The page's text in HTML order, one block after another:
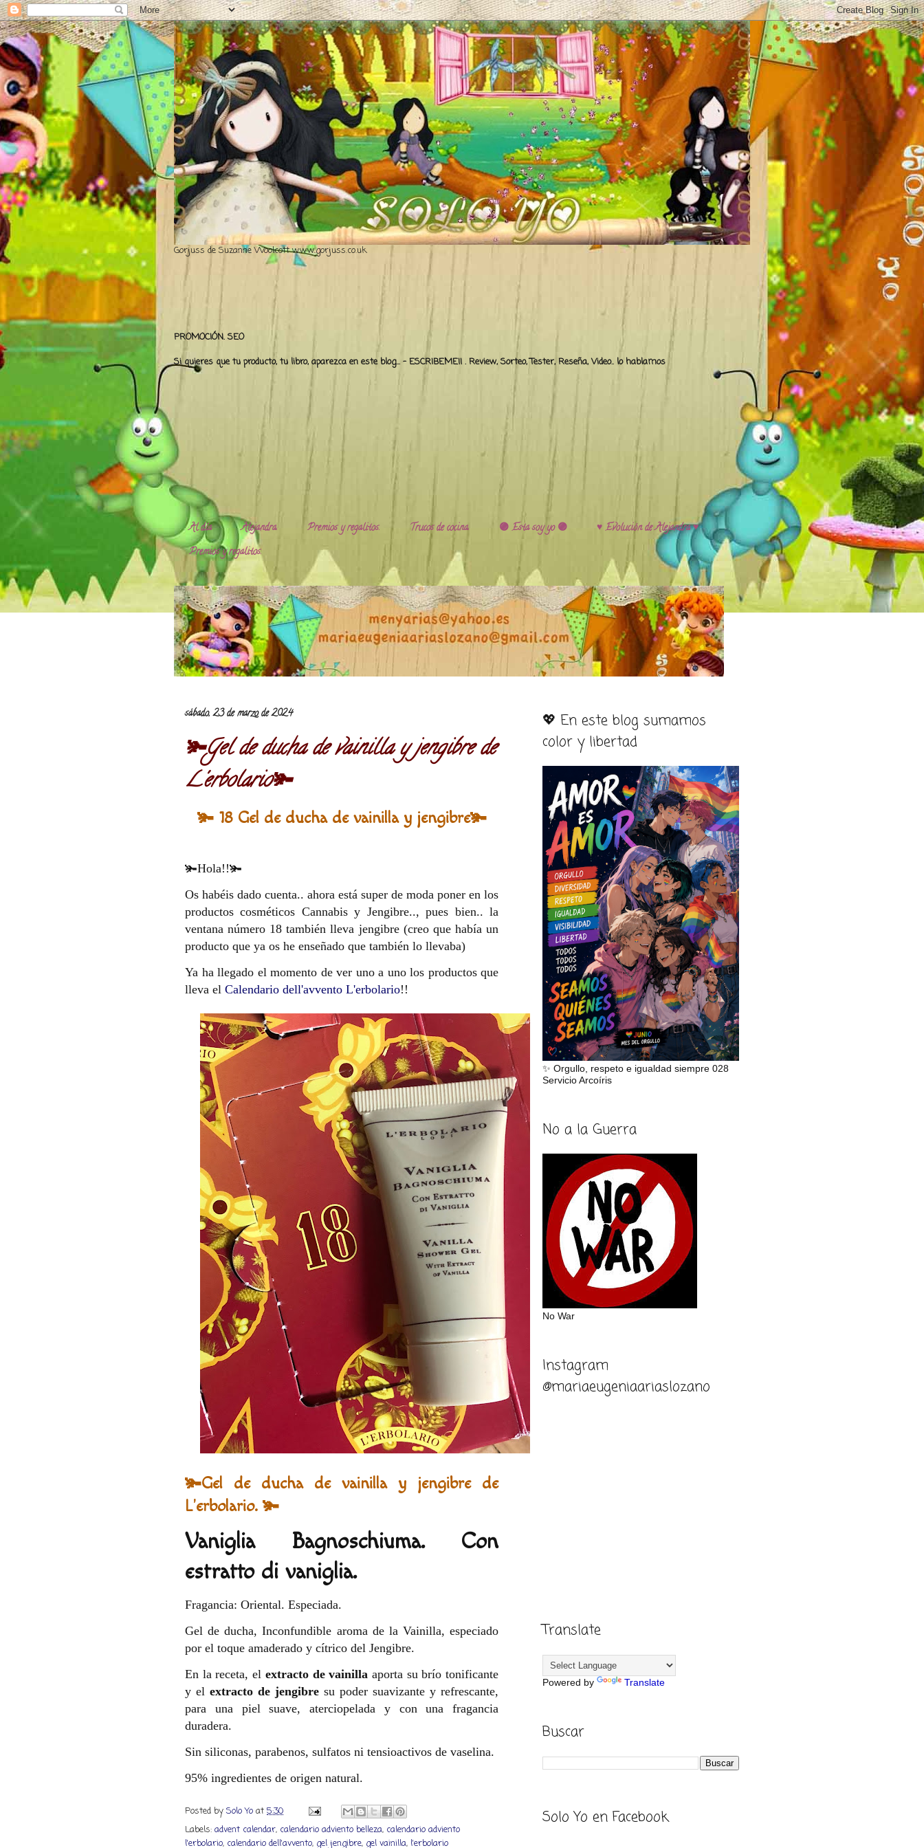
Gorjuss de Suzanne Woolcott www.gorjuss.co.uk
PROMOCIÓN. SEO
Si quieres que tu producto, tu libro, aparezca en este blog... - ESCRIBEME!! . Review, Sorteo, Tester, Reseña, Video.. lo hablamos
Al día Alejandra. Premios y regalitos. Trucos de cocina. 🟣 Esta soy yo 🟣
♥️ Evolución de Alejandra ♥️
Premios y regalitos.
sábado, 23 de marzo de 2024
🫚Gel de ducha de vainilla y jengibre de
L'erbolario🫚
🫚 18 Gel de ducha de vainilla y jengibre🫚
🫚Hola!!🫚
Os habéis dado cuenta.. ahora está super de moda poner en los
productos cosméticos Cannabis y Jengibre.., pues bien.. la
ventana número 18 también lleva jengibre (creo que había un
producto que ya os he enseñado que también lo llevaba)
Ya ha llegado el momento de ver uno a uno los productos que
lleva el Calendario dell'avvento L'erbolario!!
🫚Gel de ducha de vainilla y jengibre de
L'erbolario. 🫚
Vaniglia Bagnoschiuma. Con
estratto di vaniglia.
Fragancia: Oriental. Especiada.
Gel de ducha, Inconfundible aroma de la Vainilla, especiado
por el toque amaderado y cítrico del Jengibre.
En la receta, el extracto de vainilla aporta su brío tonificante
y el extracto de jengibre su poder suavizante y refrescante,
para una piel suave, aterciopelada y con una fragancia
duradera.
Sin siliconas, parabenos, sulfatos ni tensioactivos de vaselina.
95% ingredientes de origen natural.
Posted by Solo Yo at 5:30
Labels: advent calendar, calendario adviento belleza, calendario adviento
l'erbolario, calendario dell'avvento, gel jengibre, gel vainilla, l'erbolario
💖 En este blog sumamos
color y libertad
✨ Orgullo, respeto e igualdad siempre 028
Servicio Arcoíris
No a la Guerra
No War
Instagram
@mariaeugeniaariaslozano
Translate
Powered by Translate
Buscar
Solo Yo en Facebook